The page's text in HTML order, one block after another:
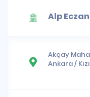
Alp
Akçay
Ankara/